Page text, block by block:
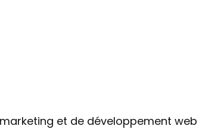
et de développement